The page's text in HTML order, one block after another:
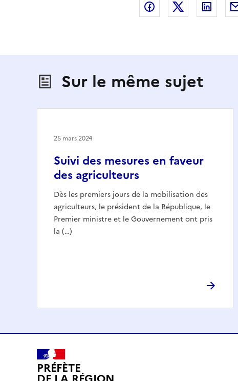
Partager surPartager
Sur le même sujet
Suivi des mesures en faveur
des agriculteurs
Dès les premiers jours de la mobilisation des
agriculteurs, le président de la République, le
Premier ministre et le Gouvernement ont pris
la (…)
25 mars 2024
PRÉFÈTE